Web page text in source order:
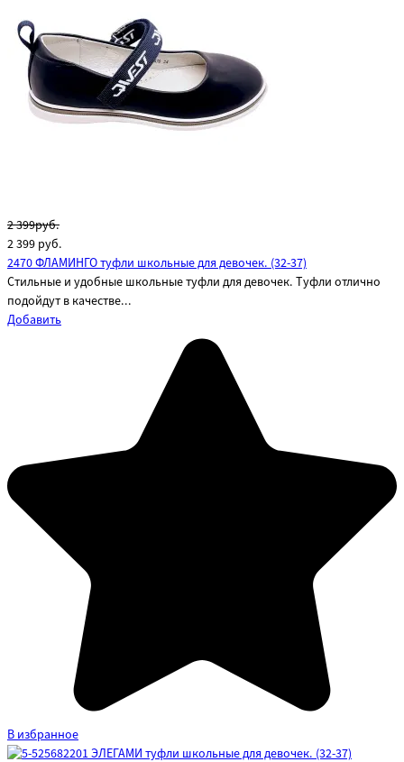
2 399руб.
2 399 руб.
2470 ФЛАМИНГО туфли школьные для девочек. (32-37)
Стильные и удобные школьные туфли для девочек. Туфли отлично
подойдут в качестве...
Добавить
В избранное